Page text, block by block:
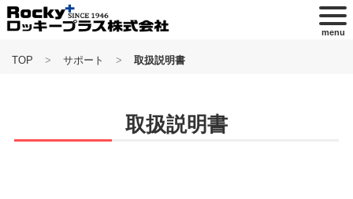
menu
TOP サポート 取扱説明書
取扱説明書